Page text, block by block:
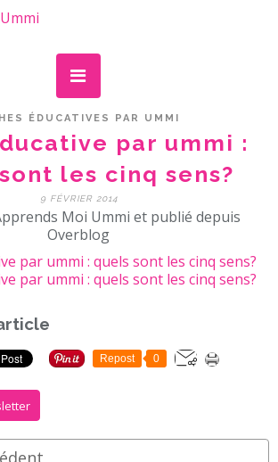
ÉDUCATIVES PAR UMMI
par ummi :
les cinq sens?
9 FÉVRIER 2014
Moi Ummi et publié depuis
Overblog
Repost 0